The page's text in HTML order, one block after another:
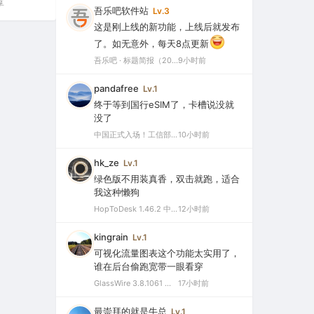
吾乐吧软件站 Lv.3
这是刚上线的新功能，上线后就发布
了。如无意外，每天8点更新
吾乐吧 · 标题简报（2026-08-06）9小时前
pandafree Lv.1
终于等到国行eSIM了，卡槽说没就
没了
中国正式入场！工信部批复eSIM手机商用试验，2026或成爆发元年10小时前
hk_ze Lv.1
绿色版不用装真香，双击就跑，适合
我这种懒狗
HopToDesk 1.46.2 中文绿色版（免费远程协助工具）12小时前
kingrain Lv.1
可视化流量图表这个功能太实用了，
谁在后台偷跑宽带一眼看穿
GlassWire 3.8.1061 中文特别版（可视化网络监控与个人防火墙） 17小时前
最崇拜的就是牛总 Lv.1